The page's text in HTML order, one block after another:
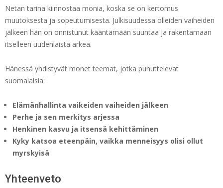
Netan tarina kiinnostaa monia, koska se on kertomus
muutoksesta ja sopeutumisesta. Julkisuudessa olleiden vaiheiden
jälkeen hän on onnistunut kääntämään suuntaa ja rakentamaan
itselleen uudenlaista arkea.
Hänessä yhdistyvät monet teemat, jotka puhuttelevat
suomalaisia:
Elämänhallinta vaikeiden vaiheiden jälkeen
Perhe ja sen merkitys arjessa
Henkinen kasvu ja itsensä kehittäminen
Kyky katsoa eteenpäin, vaikka menneisyys olisi ollut
myrskyisä
Yhteenveto